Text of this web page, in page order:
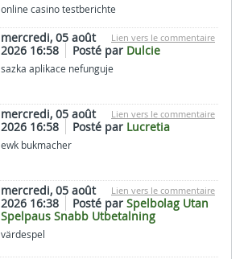
online casino testberichte
Lien vers le commentaire
mercredi, 05 août
2026 16:58
Posté par Dulcie
sazka aplikace nefunguje
Lien vers le commentaire
mercredi, 05 août
2026 16:58
Posté par Lucretia
ewk bukmacher
Lien vers le commentaire
mercredi, 05 août
2026 16:38
Posté par Spelbolag Utan
Spelpaus Snabb Utbetalning
värdespel